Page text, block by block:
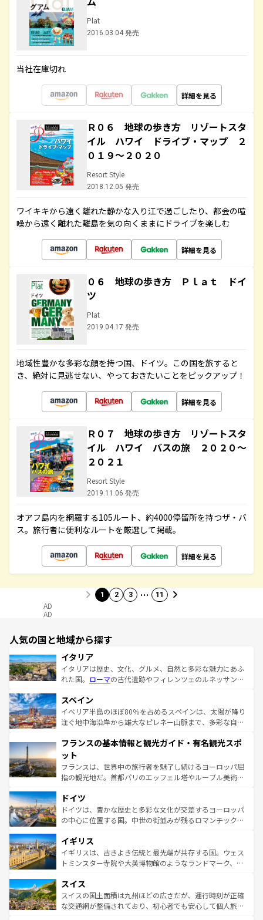
Plat
2016.03.04 発売
当社在庫切れ
詳細を見る
Ｒ０６ 地球の歩き方 リゾートスタ
イル ハワイ ドライブ・マップ ２
０１９～２０２０
Resort Style
2018.12.05 発売
ワイキキから遠く離れた静かな入り江で過ごしたり、都会の喧
噪から遠く離れた離島を気の向くままにドライブを楽しむ
詳細を見る
０６ 地球の歩き方 Ｐｌａｔ ドイ
ツ
Plat
2019.04.17 発売
地域性豊かな多彩な顔を持つ国、ドイツ。この国を旅すると
き、絶対に見逃せない、やっておきたいことをピックアップ！
詳細を見る
Ｒ０７ 地球の歩き方 リゾートスタ
イル ハワイ バスの旅 ２０２０～
２０２１
Resort Style
2019.11.06 発売
オアフ島内を網羅する105ルート、約4000停留所を持つザ・バ
ス。旅行者に便利なルートを厳選して掲載。
詳細を見る
1 2 3 … 11
AD
AD
人気の国と地域から探す
イタリア
イタリアは歴史、文化、グルメ、自然と多彩な魅力にあふ
れた国。 ローマの古代遺跡やフィレンツェのルネッサンス
ろん、トスカーナの美しい田園風景やアマルフィ海岸の絶
景など、自然景観も見逃せない。観光の合間には、本場の
ピザやパスタなど、絶品のイタリア料理を堪能することも
ませてくれるイタリアで、忘れられない旅をしてみよう！
なお、新着のイタリア情報は
しい。
スペイン
イベリア半島のほぼ80％を占めるスペインは、太陽が降り
注ぐ地中海沿岸から雄大なピレネー山脈まで、多彩な自然
文化が根付くこの国では、情熱的なフラメンコ、熱気あふ
れる闘牛、そして美味しいタパスが生活の一部となってい
る。首都マドリードの洗練された雰囲気や、バルセロナの
アートに溢れた街角から、地方では古代ローマ遺跡や中世
せる。地方によって風土や気候が異なるスペインはその個
性で訪れる人を魅了する。 なお、新着のスペイン情報は コ
ンテンツ一覧を参照してほしい。
フランスの基本情報と観光ガイド・有名観光スポ
ット
フランスは、世界中の旅行者を魅了し続けるヨーロッパ屈
指の観光地だ。首都パリのエッフェル塔やルーブル美術館
で、幅広い魅力が詰まっている。華麗な宮殿、歴史的な大
聖堂、美しいビーチ、そして豊かな自然が、訪れる者を心
から魅了する。また、フランスは美食の国としても知ら
いる。シャンパンの発祥地であるランス、プロヴァンスの
香り高いラベンダー畑など、多彩な楽しみ方が可能だ。さ
らに、パリ以外の地域にも魅力が溢れており、どの街角に
れる地方に足を運ぶとそれぞれで全く異なる文化を体験で
きるだろう。 なお、新着のフランス情報はコンテンツ一覧
を参照してほしい。
ドイツ
ドイツは、豊かな歴史と多彩な文化が交差するヨーロッパ
の中心に位置する国。中世の街並みが残るロマンチック街
顔を持つこの国は、どこを歩いても飽きることがない。ベ
ルリンの文化的活気、バイエルン州のアルプスの絶景、そ
してライン川沿いのワイン畑といった風景は必見。ビール
は、お酒好きな人にはぜひ体験してほしい。 なお、新着の
ドイツ情報はコンテンツ一覧を参照してほしい。
イギリス
イギリスは、古きよき伝統と最先端が共存する国。ウェス
トミンスター寺院や大英博物館のようなランドマーク、歴
リアごとに異なる魅力がある。また、優雅なアフタヌーン
ティー、ビール好きにはたまらない英国パブ、サッカー観
戦など、本場だからこそできる体験も豊富。イギリスを旅
スイス
スイスの国土面積は九州ほどの広さだが、運行時刻が正確
な交通網が整備されており、初心者でも安心して個人旅行